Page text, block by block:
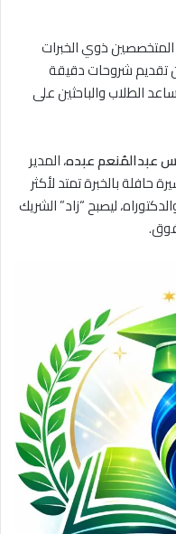
ذوي الخبرات
تقديم شروحات دقيقة
الطلاب والباحثين على
عبدالمُنعم عبده، المدير
حافلة بالخبرة تمتد لأكثر
ليصبح “زاد” الشريك